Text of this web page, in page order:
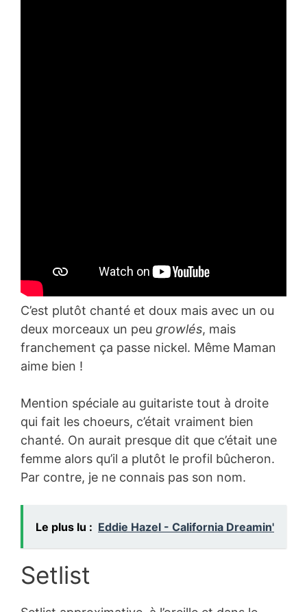
C’est plutôt chanté et doux mais avec un ou
deux morceaux un peu growlés, mais
franchement ça passe nickel. Même Maman
aime bien !
Mention spéciale au guitariste tout à droite
qui fait les choeurs, c’était vraiment bien
chanté. On aurait presque dit que c’était une
femme alors qu’il a plutôt le profil bûcheron.
Par contre, je ne connais pas son nom.
Le plus lu : Eddie Hazel - California Dreamin'
Setlist